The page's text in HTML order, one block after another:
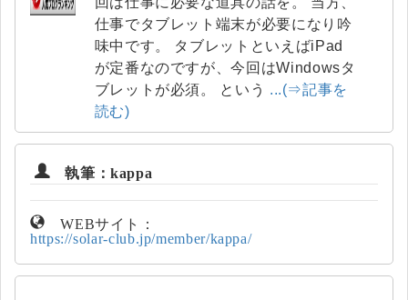
仕事でタブレット端末が必要になり吟
味中です。 タブレットといえばiPad
が定番なのですが、今回はWindowsタ
ブレットが必須。 という ...(⇒記事を
読む)
執筆：kappa
WEBサイト：
https://solar-club.jp/member/kappa/